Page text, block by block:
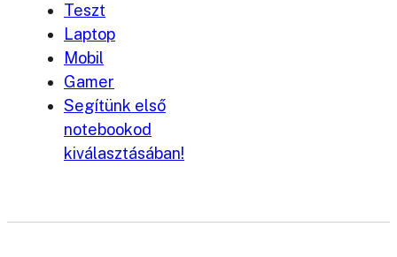
Teszt
Laptop
Mobil
Gamer
Segítünk első
notebookod
kiválasztásában!